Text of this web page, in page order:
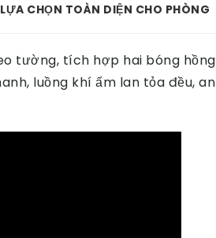
CHỌN TOÀN DIỆN CHO PHÒNG
tường, tích hợp hai bóng hồng
luồng khí ấm lan tỏa đều, an